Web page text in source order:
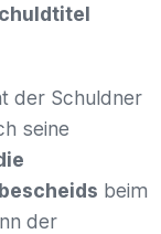
der Schuldner
seine
beim
der